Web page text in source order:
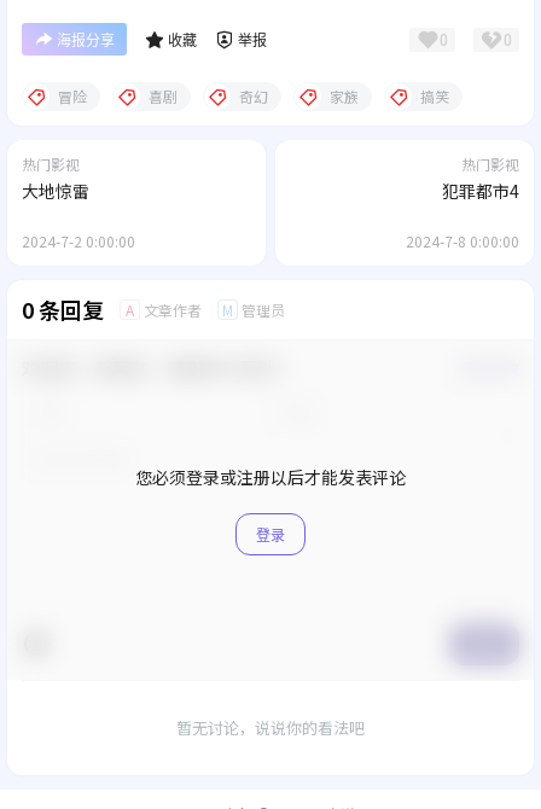
海报分享 收藏 举报 0 0
冒险 喜剧 奇幻 家族 搞笑
热门影视
大地惊雷
2024-7-2 0:00:00
热门影视
犯罪都市4
2024-7-8 0:00:00
0 条回复 A 文章作者 M 管理员
您必须登录或注册以后才能发表评论
登录
暂无讨论，说说你的看法吧